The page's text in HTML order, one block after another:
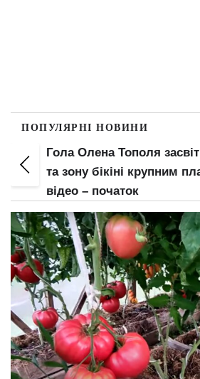
ПОПУЛЯРНІ НОВИНИ
Гола Олена Тополя
та зону бікіні крупним
відео – початок